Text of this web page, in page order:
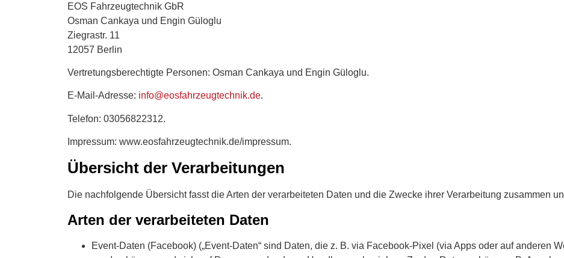
EOS Fahrzeugtechnik GbR
Osman Cankaya und Engin Güloglu
Ziegrastr. 11
12057 Berlin
Vertretungsberechtigte Personen: Osman Cankaya und Engin Güloglu.
E-Mail-Adresse: info@eosfahrzeugtechnik.de.
Telefon: 03056822312.
Impressum: www.eosfahrzeugtechnik.de/impressum.
Übersicht der Verarbeitungen
Die nachfolgende Übersicht fasst die Arten der verarbeiteten Daten und die Zwecke ihrer Verarbeitung zusammen
Arten der verarbeiteten Daten
Event-Daten (Facebook) („Event-Daten“ sind Daten, die z. B. via Facebook-Pixel (via Apps oder auf anderen